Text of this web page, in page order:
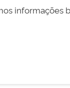
informações